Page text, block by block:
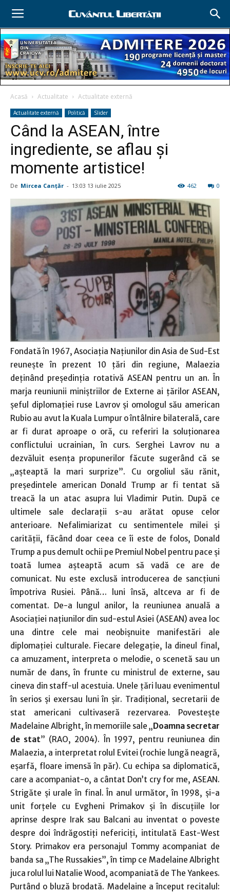
Acasă Actualitate Actualitate externă
Actualitate externă Politică Slider
Când la ASEAN, între
ingrediente, se aflau şi
momente artistice!
De Mircea Canţăr - 13:03 13 iulie 2025 0
462
Fondată în 1967, Asociaţia Naţiunilor din Asia de Sud-Est
reuneşte în prezent 10 ţări din regiune, Malaezia
deţinând preşedinţia rotativă ASEAN pentru un an. În
marja reuniunii miniştriilor de Externe ai ţărilor ASEAN,
şeful diplomaţiei ruse Lavrov şi omologul său american
Rubio au avut la Kuala Lumpur o întâlnire bilaterală, care
ar fi durat aproape o oră, cu referiri la soluţionarea
conflictului ucrainian, în curs. Serghei Lavrov nu a
dezvăluit esenţa propunerilor făcute sugerând că se
„aşteaptă la mari surprize”. Cu orgoliul său rănit,
preşedintele american Donald Trump ar fi tentat să
treacă la un atac asupra lui Vladimir Putin. După ce
ultimele sale declaraţii s-au arătat opuse celor
anterioare. Nefalimiarizat cu sentimentele milei şi
carităţii, făcând doar ceea ce îi este de folos, Donald
Trump a pus demult ochii pe Premiul Nobel pentru pace şi
toată lumea aşteaptă acum să vadă ce are de
comunicat. Nu este exclusă introducerea de sancţiuni
împotriva Rusiei. Până… luni însă, altceva ar fi de
comentat. De-a lungul anilor, la reuniunea anuală a
Asociaţiei naţiunilor din sud-estul Asiei (ASEAN) avea loc
una dintre cele mai neobişnuite manifestări ale
diplomaţiei culturale. Fiecare delegaţie, la dineul final,
ca amuzament, interpreta o melodie, o scenetă sau un
număr de dans, în frunte cu ministrul de externe, sau
cineva din staff-ul acestuia. Unele ţări luau evenimentul
în serios şi exersau luni în şir. Tradiţional, secretarii de
stat americani cultivaseră rezervarea. Povesteşte
Madelaine Albright, în memoriile sale „Doamna secretar
de stat” (RAO, 2004). În 1997, pentru reuniunea din
Malaezia, a interpretat rolul Evitei (rochie lungă neagră,
eşarfă, floare imensă în păr). Cu echipa sa diplomatică,
care a acompaniat-o, a cântat Don’t cry for me, ASEAN.
Strigăte şi urale în final. În anul următor, în 1998, şi-a
unit forţele cu Evgheni Primakov şi în discuţiile lor
aprinse despre Irak sau Balcani au inventat o poveste
despre doi îndrăgostiţi nefericiţi, intitulată East-West
Story. Primakov era personajul Tommy acompaniat de
banda sa „The Russakies”, în timp ce Madelaine Albright
juca rolul lui Natalie Wood, acompaniată de The Yankees.
Purtând o bluză brodată. Madelaine a început recitalul: